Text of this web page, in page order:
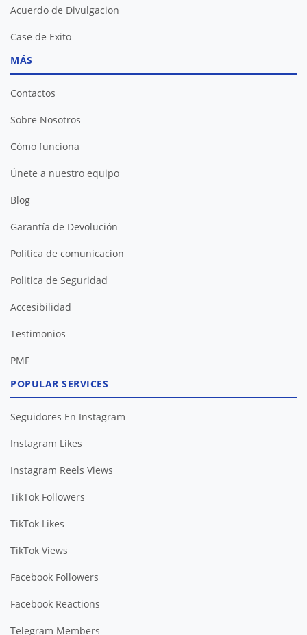
Acuerdo de Divulgacion
Case de Exito
MÁS
Contactos
Sobre Nosotros
Cómo funciona
Únete a nuestro equipo
Blog
Garantía de Devolución
Politica de comunicacion
Politica de Seguridad
Accesibilidad
Testimonios
PMF
POPULAR SERVICES
Seguidores En Instagram
Instagram Likes
Instagram Reels Views
TikTok Followers
TikTok Likes
TikTok Views
Facebook Followers
Facebook Reactions
Telegram Members